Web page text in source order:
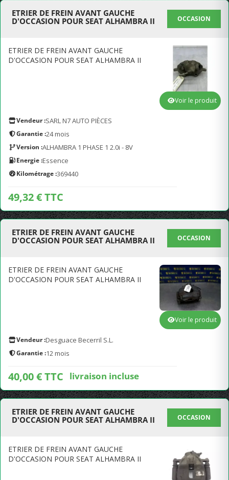
ETRIER DE FREIN AVANT GAUCHE
D'OCCASION POUR SEAT ALHAMBRA II
OCCASION
ETRIER DE FREIN AVANT GAUCHE
D'OCCASION POUR SEAT ALHAMBRA II
Vendeur :SARL N7 AUTO PIÈCES
Garantie :24 mois
Version :ALHAMBRA 1 PHASE 1 2.0i - 8V
Energie :Essence
Kilométrage :369440
49,32 € TTC
Voir le produit
ETRIER DE FREIN AVANT GAUCHE
D'OCCASION POUR SEAT ALHAMBRA II
OCCASION
ETRIER DE FREIN AVANT GAUCHE
D'OCCASION POUR SEAT ALHAMBRA II
Vendeur :Desguace Becerril S.L.
Garantie :12 mois
40,00 € TTC livraison incluse
Voir le produit
ETRIER DE FREIN AVANT GAUCHE
D'OCCASION POUR SEAT ALHAMBRA II
OCCASION
ETRIER DE FREIN AVANT GAUCHE
D'OCCASION POUR SEAT ALHAMBRA II